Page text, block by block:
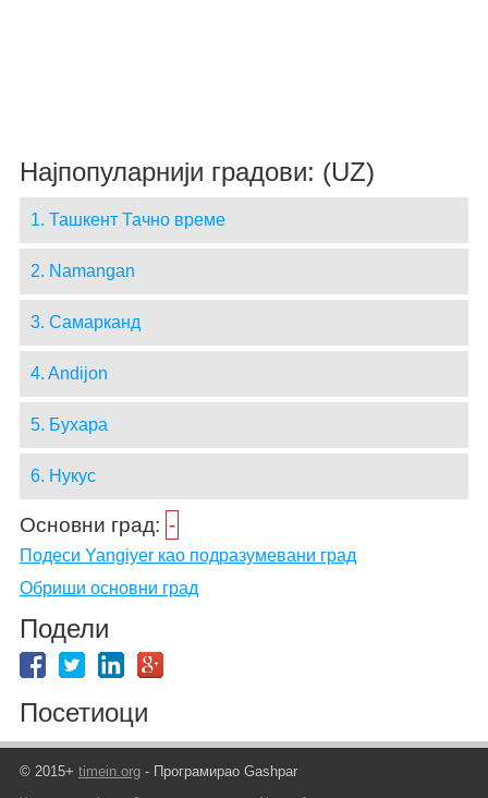
Најпопуларнији градови: (UZ)
1. Ташкент Тачно време
2. Namangan
3. Самарканд
4. Andijon
5. Бухара
6. Нукус
Основни град: -
Подеси Yangiyer као подразумевани град
Обриши основни град
Подели
Посетиоци
© 2015+ timein.org- Програмирао Gashpar